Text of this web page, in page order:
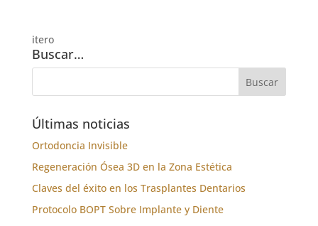
itero
Buscar…
Últimas noticias
Ortodoncia Invisible
Regeneración Ósea 3D en la Zona Estética
Claves del éxito en los Trasplantes Dentarios
Protocolo BOPT Sobre Implante y Diente